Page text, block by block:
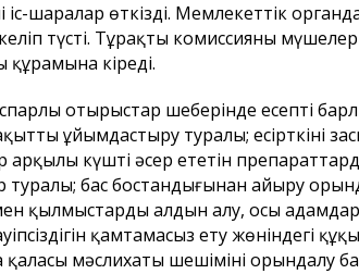
шаралар өткізді. Мемлекеттік
түсті. Тұрақты комиссияның
кіреді.
отырыстар шеңберінде есептің
ұйымдастыру туралы; есірткінің
күшті әсер ететін
туралы; бас бостандығынан айыру
қылмыстардың алдын алу, осы
қамтамасыз ету жөніндегі
мәслихаты шешімінің орындалу